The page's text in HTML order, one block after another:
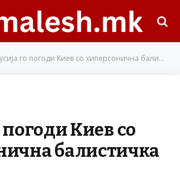
го погоди Киев со хиперсонична балистичка ракета
погоди Киев со
балистичка